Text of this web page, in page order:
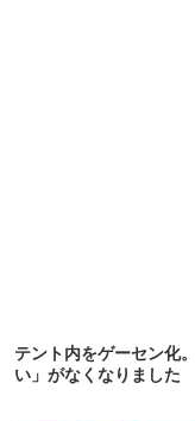
テント内をゲーセン化
い」がなくなりました